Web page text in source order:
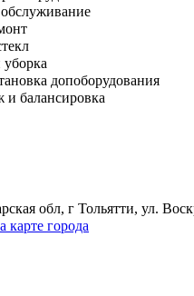
допоборудования
балансировка
обл, г Тольятти, ул.
карте города